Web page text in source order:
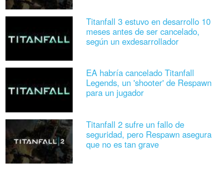
Titanfall 3 estuvo en desarrollo 10
meses antes de ser cancelado,
según un exdesarrollador
EA habría cancelado Titanfall
Legends, un 'shooter' de Respawn
para un jugador
Titanfall 2 sufre un fallo de
seguridad, pero Respawn asegura
que no es tan grave